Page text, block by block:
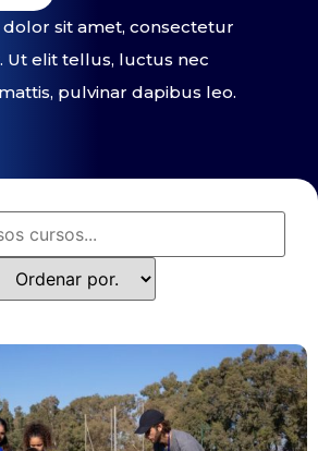
sit amet, consectetur
Ut elit tellus, luctus nec
pulvinar dapibus leo.